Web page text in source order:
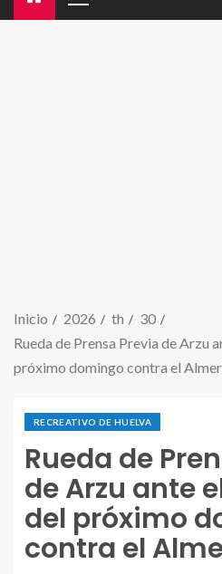
Inicio 2026 th
30
Rueda de Prensa Previa de Arzu
próximo domingo contra el
RECREATIVO DE HUELVA
Rueda de
de Arzu ante
del próximo
contra el